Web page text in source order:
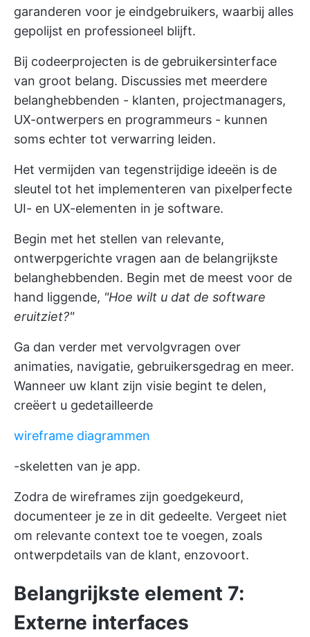
garanderen voor je eindgebruikers, waarbij alles
gepolijst en professioneel blijft.
Bij codeerprojecten is de gebruikersinterface
van groot belang. Discussies met meerdere
belanghebbenden - klanten, projectmanagers,
UX-ontwerpers en programmeurs - kunnen
soms echter tot verwarring leiden.
Het vermijden van tegenstrijdige ideeën is de
sleutel tot het implementeren van pixelperfecte
UI- en UX-elementen in je software.
Begin met het stellen van relevante,
ontwerpgerichte vragen aan de belangrijkste
belanghebbenden. Begin met de meest voor de
hand liggende, "Hoe wilt u dat de software
eruitziet?"
Ga dan verder met vervolgvragen over
animaties, navigatie, gebruikersgedrag en meer.
Wanneer uw klant zijn visie begint te delen,
creëert u gedetailleerde
wireframe diagrammen
-skeletten van je app.
Zodra de wireframes zijn goedgekeurd,
documenteer je ze in dit gedeelte. Vergeet niet
om relevante context toe te voegen, zoals
ontwerpdetails van de klant, enzovoort.
Belangrijkste element 7:
Externe interfaces